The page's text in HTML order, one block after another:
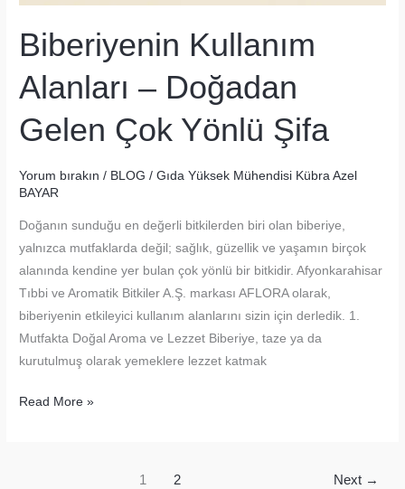
Biberiyenin Kullanım
Alanları – Doğadan
Gelen Çok Yönlü Şifa
Yorum bırakın / BLOG /Gıda Yüksek Mühendisi Kübra Azel
BAYAR
Doğanın sunduğu en değerli bitkilerden biri olan biberiye,
yalnızca mutfaklarda değil; sağlık, güzellik ve yaşamın birçok
alanında kendine yer bulan çok yönlü bir bitkidir. Afyonkarahisar
Tıbbi ve Aromatik Bitkiler A.Ş. markası AFLORA olarak,
biberiyenin etkileyici kullanım alanlarını sizin için derledik. 1.
Mutfakta Doğal Aroma ve Lezzet Biberiye, taze ya da
kurutulmuş olarak yemeklere lezzet katmak
Biberiyenin
Read More »
1 2 Next →